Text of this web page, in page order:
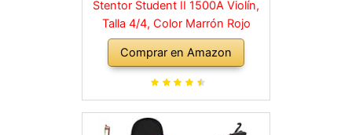
Stentor Student II 1500A Violín,
Talla 4/4, Color Marrón Rojo
Comprar en Amazon